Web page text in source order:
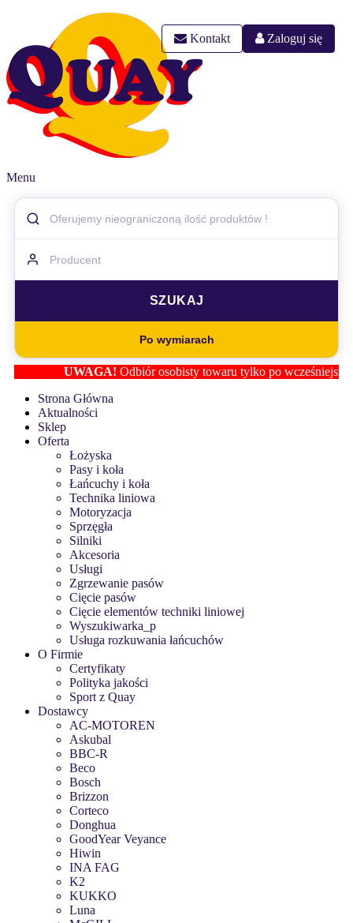
Kontakt Zaloguj się
Menu
Po wymiarach
UWAGA!Odbiór osobisty towaru tylko po wcześniejszym
Strona Główna
Aktualności
Sklep
Oferta
Łożyska
Pasy i koła
Łańcuchy i koła
Technika liniowa
Motoryzacja
Sprzęgła
Silniki
Akcesoria
Usługi
Zgrzewanie pasów
Cięcie pasów
Cięcie elementów techniki liniowej
Wyszukiwarka_p
Usługa rozkuwania łańcuchów
O Firmie
Certyfikaty
Polityka jakości
Sport z Quay
Dostawcy
AC-MOTOREN
Askubal
BBC-R
Beco
Bosch
Brizzon
Corteco
Donghua
GoodYear Veyance
Hiwin
INA FAG
K2
KUKKO
Luna